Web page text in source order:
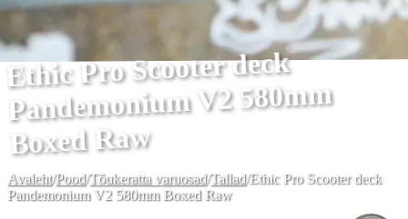
Ethic Pro Scooter deck
Pandemonium V2 580mm
Boxed Raw
Avaleht/Pood/Tõukeratta varuosad/Tallad/Ethic Pro Scooter deck
Pandemonium V2 580mm Boxed Raw